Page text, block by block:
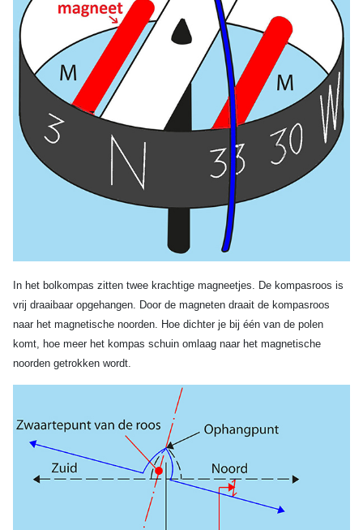
In het bolkompas zitten twee krachtige magneetjes. De kompasroos is
vrij draaibaar opgehangen. Door de magneten draait de kompasroos
naar het magnetische noorden. Hoe dichter je bij één van de polen
komt, hoe meer het kompas schuin omlaag naar het magnetische
noorden getrokken wordt.